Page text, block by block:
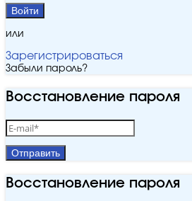
Войти
или
Зарегистрироваться
Забыли пароль?
Восстановление пароля
Отправить
Восстановление пароля